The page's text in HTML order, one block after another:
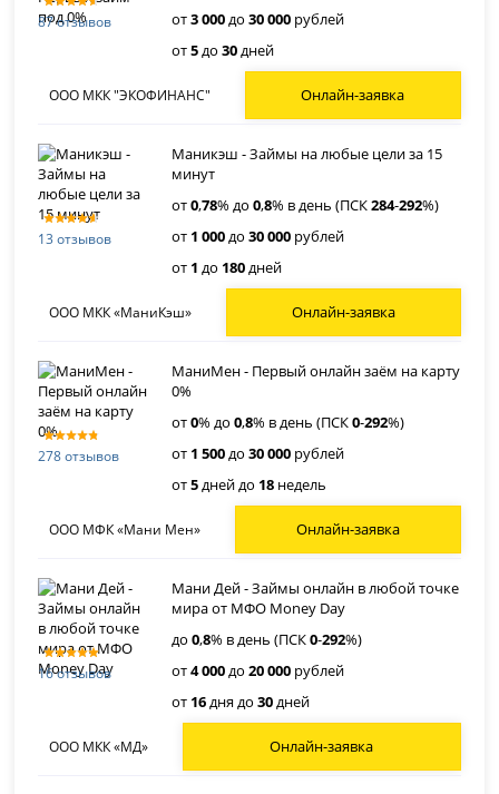
87 отзывов
от3 000до30 000 рублей
от5до30дней
ООО МКК "ЭКОФИНАНС" Онлайн-заявка
13 отзывов
Маникэш - Займы на любые цели за 15
минут
от0,78% до0,8% в день (ПСК284-292%)
от 1 000до30 000 рублей
от 1 до 180дней
ООО МКК «МаниКэш» Онлайн-заявка
278 отзывов
МаниМен - Первый онлайн заём на карту
0%
от0% до0,8% в день (ПСК0-292%)
от 1 500до30 000 рублей
от5дней до 18 недель
ООО МФК «Мани Мен» Онлайн-заявка
16 отзывов
Мани Дей - Займы онлайн в любой точке
мира от МФО Money Day
до0,8% в день (ПСК0-292%)
от4 000до20 000 рублей
от 16дня до30дней
ООО МКК «МД» Онлайн-заявка